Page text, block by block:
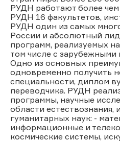
РУДН работают более чем
РУДН 16 факультетов,
РУДН один из самых
России и абсолютный
программ, реализуемых
том числе с зарубежными
Одно из основных
одновременно получить
специальности, диплом
переводчика. РУДН
программы, научные
области
гуманитарных наук: -
информационные и
космические системы,